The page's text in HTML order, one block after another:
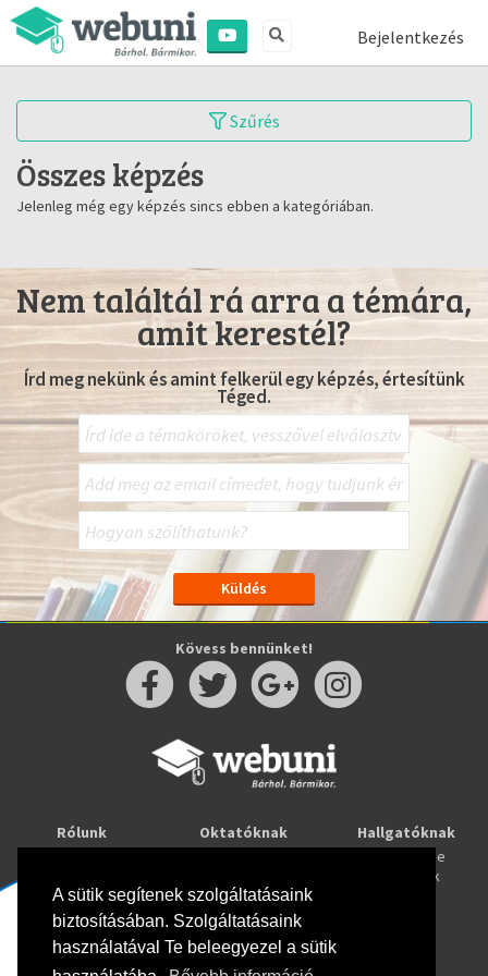
A sütik segítenek szolgáltatásaink
biztosításában. Szolgáltatásaink
használatával Te beleegyezel a sütik
Bejelentkezés
Szűrés
Összes képzés
Jelenleg még egy képzés sincs ebben a kategóriában.
Nem találtál rá arra a témára,
amit kerestél?
Írd meg nekünk és amint felkerül egy képzés, értesítünk
Téged.
Kövess bennünket!
Rólunk
Oktatóknak
Webuni Stúdió
Hallgatóknak
Tanulj online
Képzések
Info
Adatkezelési tájékoztató
ÁSZF